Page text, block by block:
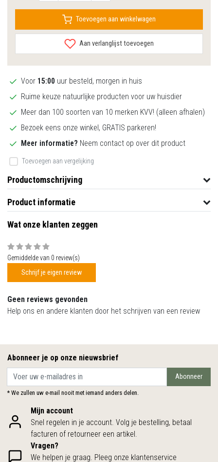
Toevoegen aan winkelwagen
Aan verlanglijst toevoegen
Voor 15:00 uur besteld, morgen in huis
Ruime keuze natuurlijke producten voor uw huisdier
Meer dan 100 soorten van 10 merken KVV! (alleen afhalen)
Bezoek eens onze winkel, GRATIS parkeren!
Meer informatie? Neem contact op over dit product
Toevoegen aan vergelijking
Productomschrijving
Product informatie
Wat onze klanten zeggen
Gemiddelde van 0 review(s)
Schrijf je eigen review
Geen reviews gevonden
Help ons en andere klanten door het schrijven van een review
Abonneer je op onze nieuwsbrief
Abonneer
* We zullen uw e-mail nooit met iemand anders delen.
Mijn account
Snel regelen in je account. Volg je bestelling, betaal
facturen of retourneer een artikel.
Vragen?
We helpen je graag. Pleeg onze klantenservice